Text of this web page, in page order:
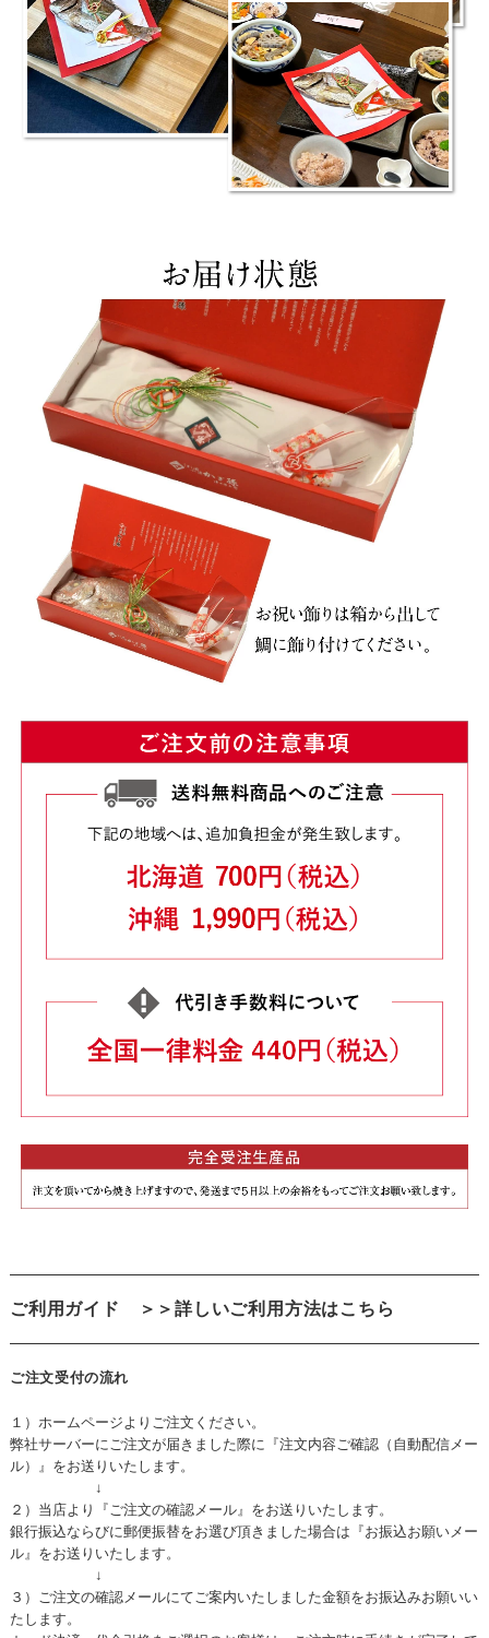
ご利用ガイド ＞＞詳しいご利用方法はこちら
ご注文受付の流れ
１）ホームページよりご注文ください。
弊社サーバーにご注文が届きました際に『注文内容ご確認（自動配信メー
ル）』をお送りいたします。
↓
２）当店より『ご注文の確認メール』をお送りいたします。
銀行振込ならびに郵便振替をお選び頂きました場合は『お振込お願いメー
ル』をお送りいたします。
↓
３）ご注文の確認メールにてご案内いたしました金額をお振込みお願いい
たします。